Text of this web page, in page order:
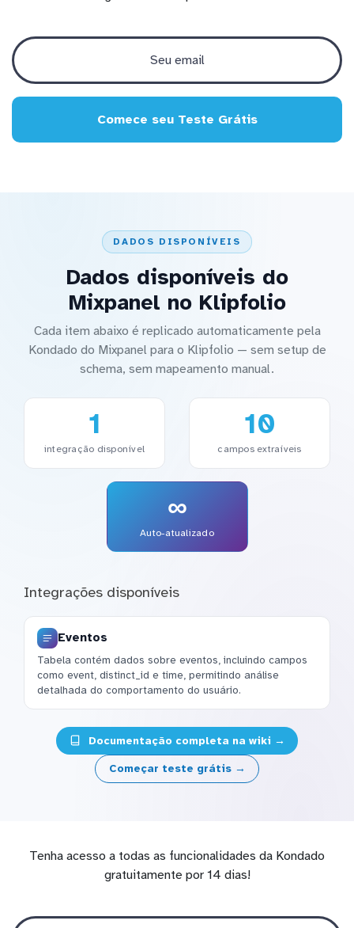
Comece seu Teste Grátis
DADOS DISPONÍVEIS
Dados disponíveis do
Mixpanel no Klipfolio
Cada item abaixo é replicado automaticamente pela
Kondado do Mixpanel para o Klipfolio — sem setup de
schema, sem mapeamento manual.
1
integração disponível
10
campos extraíveis
∞
Auto-atualizado
Integrações disponíveis
Eventos
Tabela contém dados sobre eventos, incluindo campos
como event, distinct_id e time, permitindo análise
detalhada do comportamento do usuário.
Documentação completa na wiki →
Começar teste grátis →
Tenha acesso a todas as funcionalidades da Kondado
gratuitamente por 14 dias!